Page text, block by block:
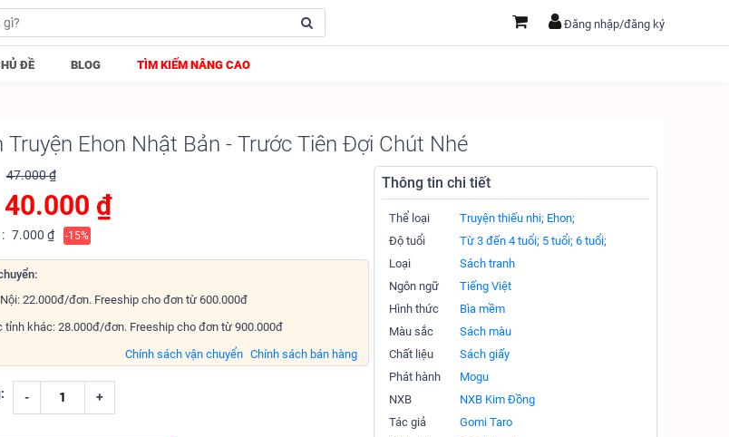
Đăng nhập/đăng ký
ĐỀ BLOG TÌM KIẾM NÂNG CAO
Truyện Ehon Nhật Bản - Trước Tiên Đợi Chút Nhé
47.000 ₫
40.000 ₫
7.000 ₫ -15%
22.000đ/đơn. Freeship cho đơn từ 600.000đ
tỉnh khác: 28.000đ/đơn. Freeship cho đơn từ 900.000đ
Chính sách bán hàng
Chính sách vận chuyển
- +
Thông tin chi tiết
Thể loại Truyện thiếu nhi; Ehon;
Độ tuổi
Từ 3 đến 4 tuổi; 5 tuổi; 6 tuổi;
Loại
Sách tranh
Ngôn ngữ
Tiếng Việt
Hình thức
Bìa mềm
Màu sắc
Sách màu
Chất liệu
Sách giấy
Phát hành
Mogu
NXB
NXB Kim Đồng
Tác giả
Gomi Taro